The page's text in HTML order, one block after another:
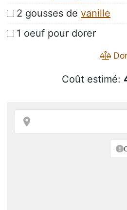
2 gousses de vanille
1 oeuf pour dorer
Coût estimé: